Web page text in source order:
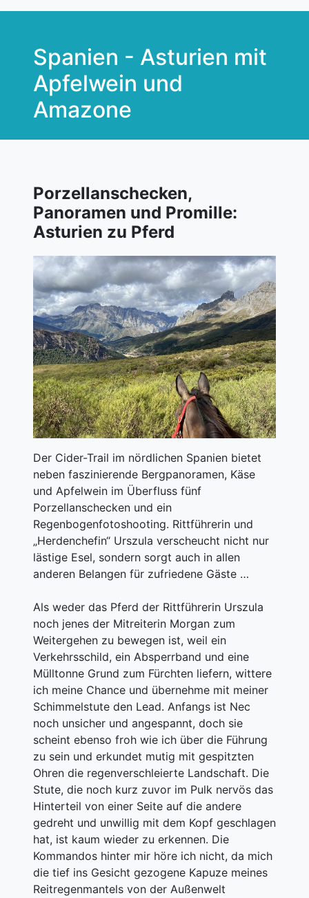
Spanien - Asturien mit
Apfelwein und
Amazone
Porzellanschecken,
Panoramen und Promille:
Asturien zu Pferd
Der Cider-Trail im nördlichen Spanien bietet
neben faszinierende Bergpanoramen, Käse
und Apfelwein im Überfluss fünf
Porzellanschecken und ein
Regenbogenfotoshooting. Rittführerin und
„Herdenchefin“ Urszula verscheucht nicht nur
lästige Esel, sondern sorgt auch in allen
anderen Belangen für zufriedene Gäste …
Als weder das Pferd der Rittführerin Urszula
noch jenes der Mitreiterin Morgan zum
Weitergehen zu bewegen ist, weil ein
Verkehrsschild, ein Absperrband und eine
Mülltonne Grund zum Fürchten liefern, wittere
ich meine Chance und übernehme mit meiner
Schimmelstute den Lead. Anfangs ist Nec
noch unsicher und angespannt, doch sie
scheint ebenso froh wie ich über die Führung
zu sein und erkundet mutig mit gespitzten
Ohren die regenverschleierte Landschaft. Die
Stute, die noch kurz zuvor im Pulk nervös das
Hinterteil von einer Seite auf die andere
gedreht und unwillig mit dem Kopf geschlagen
hat, ist kaum wieder zu erkennen. Die
Kommandos hinter mir höre ich nicht, da mich
die tief ins Gesicht gezogene Kapuze meines
Reitregenmantels von der Außenwelt